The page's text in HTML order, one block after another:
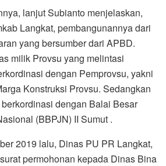
lanjut Subianto menjelaskan,
Langkat, pembangunannya dari
yang bersumber dari APBD.
milik Provsu yang melintasi
dengan Pemprovsu, yakni
Konstruksi Provsu. Sedangkan
dengan Balai Besar
(BBPJN) II Sumut .
2019 lalu, Dinas PU PR Langkat,
permohonan kepada Dinas Bina